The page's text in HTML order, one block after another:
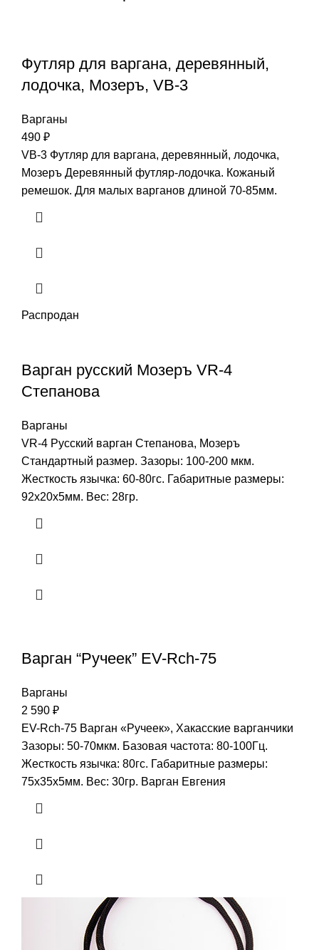
Футляр для варгана, деревянный,
лодочка, Мозеръ, VB-3
Варганы
490 ₽
VB-3 Футляр для варгана, деревянный, лодочка,
Мозеръ Деревянный футляр-лодочка. Кожаный
ремешок. Для малых варганов длиной 70-85мм.
Распродан
Варган русский Мозеръ VR-4
Степанова
Варганы
VR-4 Русский варган Степанова, Мозеръ
Стандартный размер. Зазоры: 100-200 мкм.
Жесткость язычка: 60-80гс. Габаритные размеры:
92х20х5мм. Вес: 28гр.
Варган “Ручеек” EV-Rch-75
Варганы
2 590 ₽
EV-Rch-75 Варган «Ручеек», Хакасские варганчики
Зазоры: 50-70мкм. Базовая частота: 80-100Гц.
Жесткость язычка: 80гс. Габаритные размеры:
75x35x5мм. Вес: 30гр. Варган Евгения